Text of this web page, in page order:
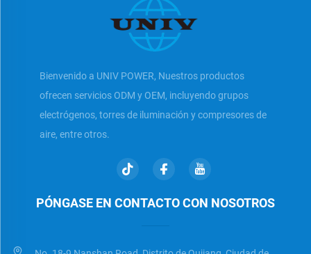
Bienvenido a UNIV POWER, Nuestros productos
ofrecen servicios ODM y OEM, incluyendo grupos
electrógenos, torres de iluminación y compresores de
aire, entre otros.
PÓNGASE EN CONTACTO CON NOSOTROS